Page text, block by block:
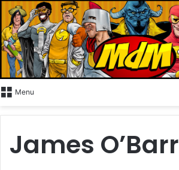
Menu
James O’Barr